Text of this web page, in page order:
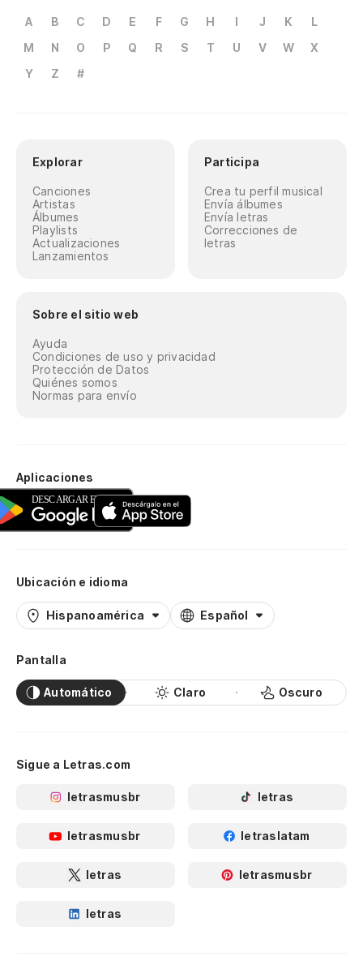
A B C D E F G H I J K
L
M
N O P Q R S T U V W
X
Y
Z #
Explorar
Canciones
Artistas
Álbumes
Playlists
Actualizaciones
Lanzamientos
Participa
Crea tu perfil musical
Envía álbumes
Envía letras
Correcciones de
letras
Sobre el sitio web
Ayuda
Condiciones de uso y privacidad
Protección de Datos
Quiénes somos
Normas para envío
Aplicaciones
Ubicación e idioma
Hispanoamérica Español
Pantalla
Automático Claro Oscuro
Sigue a Letras.com
letrasmusbr letras
letrasmusbr letraslatam
letras letrasmusbr
letras